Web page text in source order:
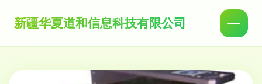
新疆华夏道和信息科技有限公司